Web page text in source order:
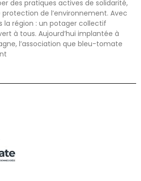
des pratiques actives de solidarité,
de l’environnement. Avec
la région : un potager collectif
à tous. Aujourd’hui implantée à
l’association que bleu-tomate